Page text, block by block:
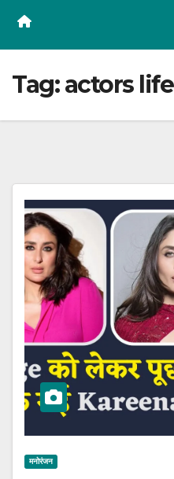
Tag:actors life
मनोरंजन